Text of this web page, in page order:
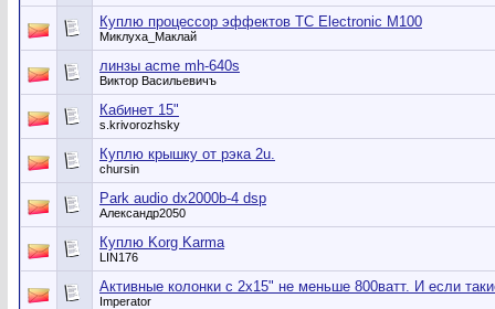
Куплю процессор эффектов TC Electronic M100
Миклуха_Маклай
линзы acme mh-640s
Виктор Васильевичъ
Кабинет 15"
s.krivorozhsky
Куплю крышку от рэка 2u.
chursin
Park audio dx2000b-4 dsp
Александр2050
Куплю Korg Karma
LIN176
Активные колонки с 2х15" не меньше 800ватт. И если
Imperator